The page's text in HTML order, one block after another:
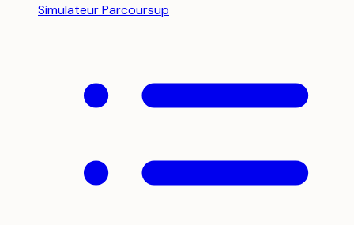
Simulateur Parcoursup